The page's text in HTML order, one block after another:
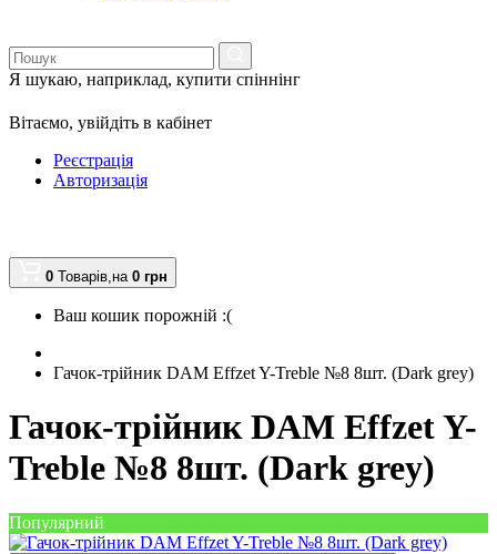
Я шукаю, наприклад, купити спіннінг
Вітаємо, увійдіть в кабінет
Реєстрація
Авторизація
0 Товарів,на 0 грн
Ваш кошик порожній :(
Гачок-трійник DAM Effzet Y-Treble №8 8шт. (Dark grey)
Гачок-трійник DAM Effzet Y-
Treble №8 8шт. (Dark grey)
Популярний